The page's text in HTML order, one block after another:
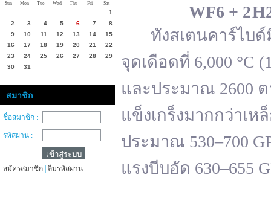
Sun Mon Tue Wed Thu Fri Sat
1
2
3 4 5 6 7
8
9
10 11 12 13 14
15
16
17 18 19 20 21
22
23
24 25 26 27 28
29
30
31
สมาชิก
ชื่อสมาชิก :
รหัสผ่าน :
สมัครสมาชิก ลืมรหัสผ่าน
WF6 + 2 H
ทังสเตนคาร์ไบด์มี
จุดเดือดที่ 6,000 °C
และประมาณ 2600
แข็งเกร็งมากกว่าเ
ประมาณ 530–700
แรงบีบอัด 630–655